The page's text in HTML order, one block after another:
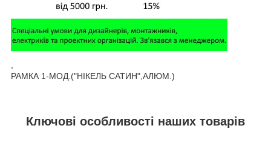
РАМКА 1-МОД.("НІКЕЛЬ САТИН",АЛЮМ.)
Ключові особливості наших товарів